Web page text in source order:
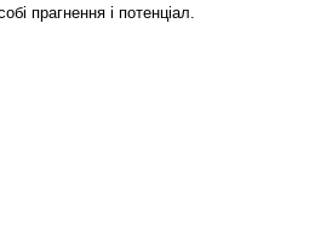
прагнення і потенціал.